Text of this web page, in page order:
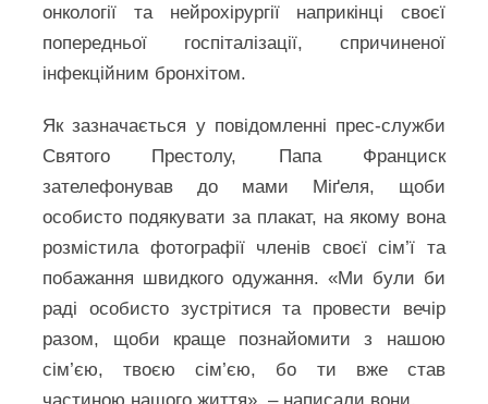
онкології та нейрохірургії наприкінці своєї
попередньої госпіталізації, спричиненої
інфекційним бронхітом.
Як зазначається у повідомленні прес-служби
Святого Престолу, Папа Франциск
зателефонував до мами Міґеля, щоби
особисто подякувати за плакат, на якому вона
розмістила фотографії членів своєї сім’ї та
побажання швидкого одужання. «Ми були би
раді особисто зустрітися та провести вечір
разом, щоби краще познайомити з нашою
сім’єю, твоєю сім’єю, бо ти вже став
частиною нашого життя», – написали вони.